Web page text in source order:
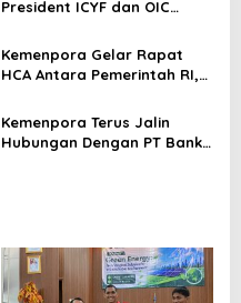
President ICYF dan OIC
Kerjasama Kepemudaan
dan Olahraga
Kemenpora Gelar Rapat
HCA Antara Pemerintah RI,
Kemenpora Terus Jalin
Hubungan Dengan PT Bank